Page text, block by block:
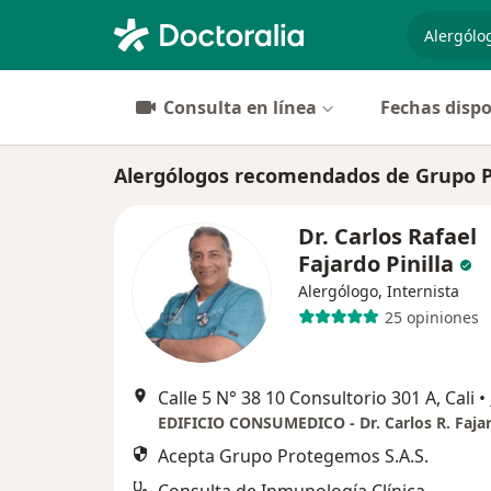
Consulta en línea Fechas
Alergólogos recomendados de Grupo
Dr. Carlos Rafael
Fajardo Pinilla
Alergólogo, Internista
25 opiniones
Calle 5 N° 38 10 Consultorio 301 A, Cali •
EDIFICIO CONSUMEDICO - Dr. Carlos R.
Acepta Grupo Protegemos S.A.S.